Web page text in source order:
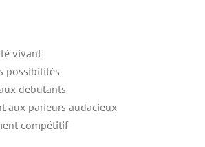
vivant
possibilités
débutants
aux parieurs audacieux
compétitif